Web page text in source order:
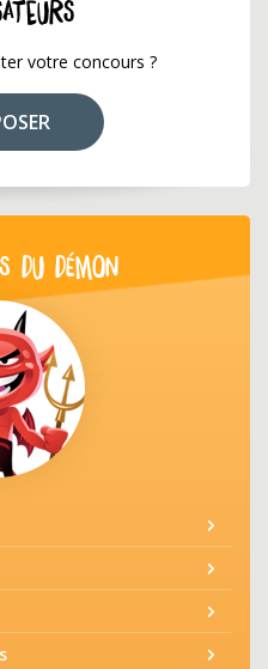
votre concours ?
DU DÉMON